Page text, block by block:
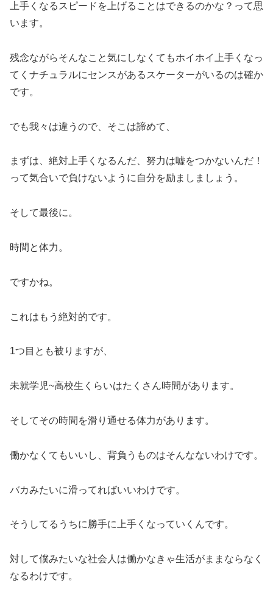
上手くなるスピードを上げることはできるのかな？って思
います。
残念ながらそんなこと気にしなくてもホイホイ上手くなっ
てくナチュラルにセンスがあるスケーターがいるのは確か
です。
でも我々は違うので、そこは諦めて、
まずは、絶対上手くなるんだ、努力は嘘をつかないんだ！
って気合いで負けないように自分を励ましましょう。
そして最後に。
時間と体力。
ですかね。
これはもう絶対的です。
1つ目とも被りますが、
未就学児~高校生くらいはたくさん時間があります。
そしてその時間を滑り通せる体力があります。
働かなくてもいいし、背負うものはそんなないわけです。
バカみたいに滑ってればいいわけです。
そうしてるうちに勝手に上手くなっていくんです。
対して僕みたいな社会人は働かなきゃ生活がままならなく
なるわけです。